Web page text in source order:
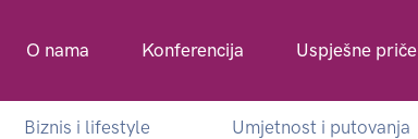
O nama Konferencija Uspješne priče
Biznis i lifestyle Umjetnost i putovanja